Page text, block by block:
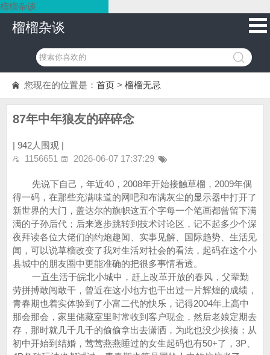
榴榴杂谈
榴榴杂谈
您现在的位置是： 首页 > 榴榴无忌
87年中年狼友的碎碎念
| 942人围观 |
1156651
2026-06-07 17:37:29
先说下自己，年近40，2008年开始接触草榴，2009年偶
得一码，在那些充满味道的网吧和布满灰尘的显示器中打开了
新世界的大门，盖达尔的旗帜这五个字每一个笔画都曾留下满
满的子孙后代；后来逐步跳转到技术讨论区，记不起多少个深
夜拜读各位大佬们的约炮趣闻、实事见解、国际趋势、生活见
闻，可以说草榴改变了我对生活对社会的看法，起码在这个小
县城中的朋友圈中更能准确的把很多事情看透。
一直生活于皖北小城中，赶上改革开放的春风，父辈勤
劳拼搏敢闯敢干，曾近在这小地方也干出过一片辉煌的成绩，
青春期也着实体验到了小富二代的快乐，记得2004年上高中
那会那会，家里储藏室里时常收到客户现金，然后老娘定期去
存，那时就几千几千的偷偷拿出去潇洒，为此也没少挨揍；从
初中开始到结婚，莺莺燕燕睡过的女生起码也有50+了，3P、